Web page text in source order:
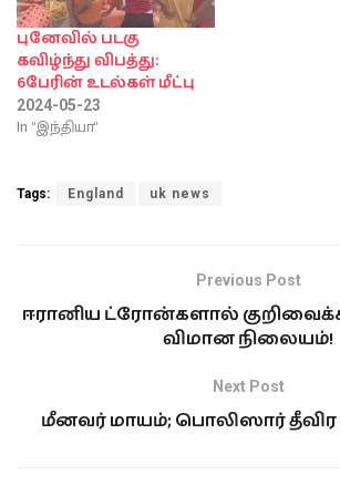
புனேவில் படகு
கவிழ்ந்து விபத்து:
6பேரின் உடல்கள் மீட்பு
2024-05-23
In "இந்தியா"
Tags: England uk news
Previous Post
ஈரானிய ட்ரோன்களால்
விமான நிலையம்!
Next Post
மீனவர் மாயம்; பொலிஸார்